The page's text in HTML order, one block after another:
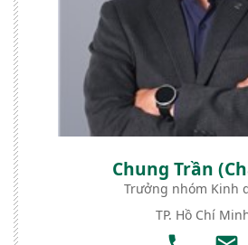
Chung Trần
Trưởng nhóm Kinh
TP. Hồ Chí